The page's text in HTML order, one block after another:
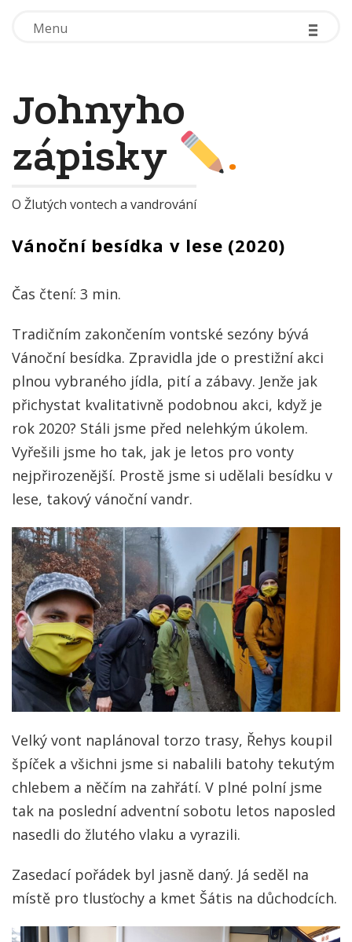
Menu -
-
-
Menu -
-
-
Johnyho
zápisky
.
O Žlutých vontech a vandrování
Vánoční besídka v lese (2020)
Čas čtení: 3 min.
Tradičním zakončením vontské sezóny bývá
Vánoční besídka. Zpravidla jde o prestižní akci
plnou vybraného jídla, pití a zábavy. Jenže jak
přichystat kvalitativně podobnou akci, když je
rok 2020? Stáli jsme před nelehkým úkolem.
Vyřešili jsme ho tak, jak je letos pro vonty
nejpřirozenější. Prostě jsme si udělali besídku v
lese, takový vánoční vandr.
Velký vont naplánoval torzo trasy, Řehys koupil
špíček a všichni jsme si nabalili batohy tekutým
chlebem a něčím na zahřátí. V plné polní jsme
tak na poslední adventní sobotu letos naposled
nasedli do žlutého vlaku a vyrazili.
Zasedací pořádek byl jasně daný. Já seděl na
místě pro tlusťochy a kmet Šátis na důchodcích.